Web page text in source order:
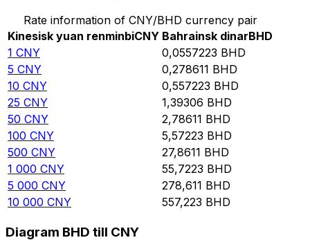
Rate information of CNY/BHD currency pair
Kinesisk yuan renminbiCNY Bahrainsk dinarBHD
1 CNY 0,0557223 BHD
5 CNY 0,278611 BHD
10 CNY 0,557223 BHD
25 CNY 1,39306 BHD
50 CNY 2,78611 BHD
100 CNY 5,57223 BHD
500 CNY 27,8611 BHD
1 000 CNY 55,7223 BHD
5 000 CNY 278,611 BHD
10 000 CNY 557,223 BHD
Diagram BHD till CNY